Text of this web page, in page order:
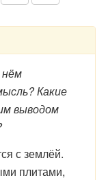
Какие
выводом
с землёй.
плитами,